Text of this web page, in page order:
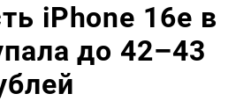
iPhone 16e в
до 42–43